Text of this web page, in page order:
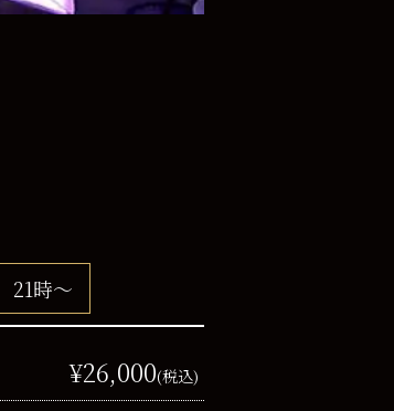
21時～
¥26,000(税込)